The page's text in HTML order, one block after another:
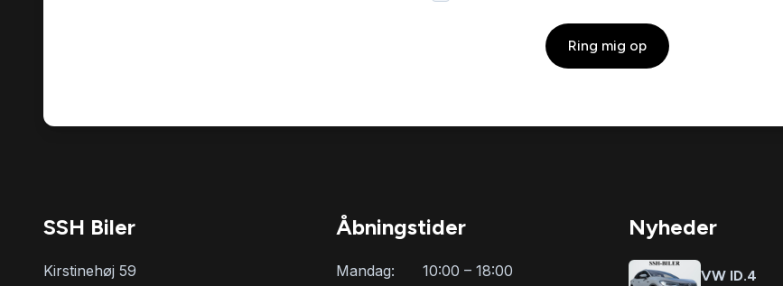
Ring mig op
SSH Biler
Kirstinehøj 59
Åbningstider
Mandag:
10:00 – 18:00
Nyheder
VW ID.4